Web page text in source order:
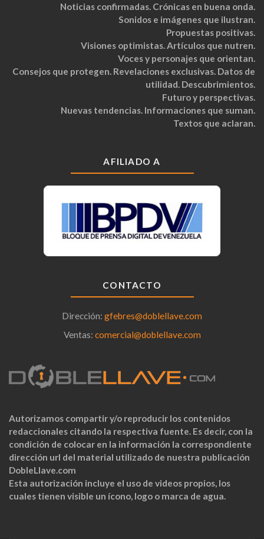
Noticias confirmadas. Crónicas en buena onda.
Sonidos e imágenes que ilustran.
Propuestas positivas.
Visiones optimistas. Artículos que nutren.
Voces y personajes que orientan.
Consejos que protegen. Revelaciones exclusivas. Datos de
utilidad. Descubrimientos.
Futuro y perspectivas.
Nuevas tendencias. Informaciones que suman.
Textos que aclaran.
AFILIADO A
CONTACTO
Dirección: gfebres@doblellave.com
Ventas: comercial@doblellave.com
Autorizamos compartir y/o reproducir los contenidos
redaccionales citando la respectiva fuente. Es decir, con la
condición de colocar en la información la correspondiente
dirección url del material utilizado de nuestra publicación
DobleLlave.com
Esta autorización incluye el uso de videos propios, los
cuales tienen visible un ícono, logo o marca de agua.